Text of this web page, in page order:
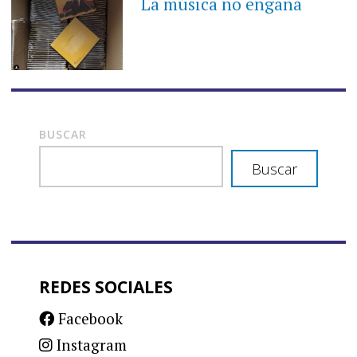
BUSCAR
Buscar
REDES SOCIALES
Facebook
Instagram